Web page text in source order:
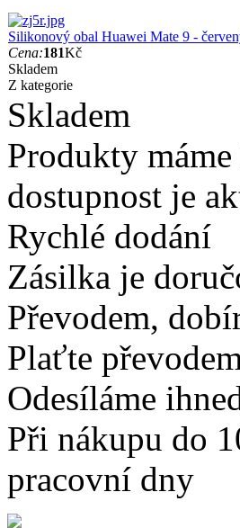
Silikonový obal Huawei Mate 9 -
Cena:181Kč
Skladem
Z kategorie
Skladem
Produkty
dostupnost je
Rychlé dodání
Zásilka je
Převodem,
Plaťte
Odesíláme
Při nákupu do
pracovní dny